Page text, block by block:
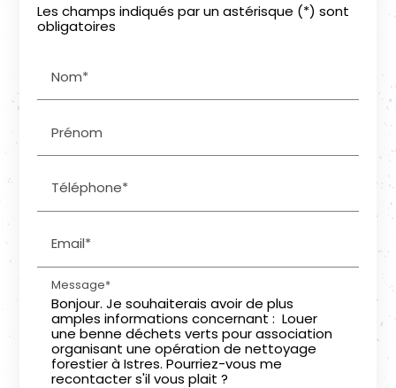
Les champs indiqués par un astérisque (*) sont
obligatoires
Nom*
Prénom
Téléphone*
Email*
Message*